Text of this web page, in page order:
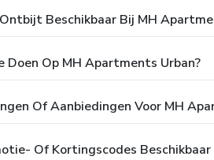
Beschikbaar Bij MH
Doen Op MH Apartments Urban?
Of Aanbiedingen Voor MH
Of Kortingscodes